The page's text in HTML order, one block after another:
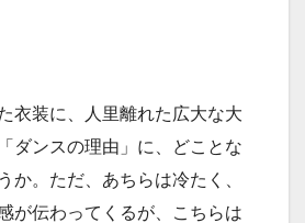
衣装に、人里離れた広大な大
ダンスの理由」に、どことな
か。ただ、あちらは冷たく、
が伝わってくるが、こちらは